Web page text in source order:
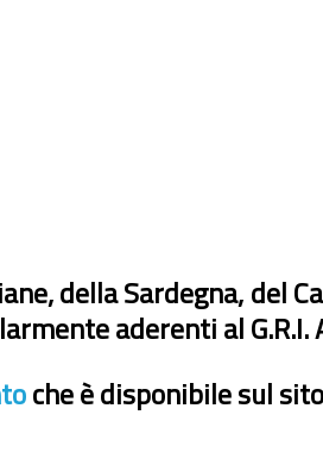
della Sardegna, del
aderenti al G.R.I.
che è disponibile sul